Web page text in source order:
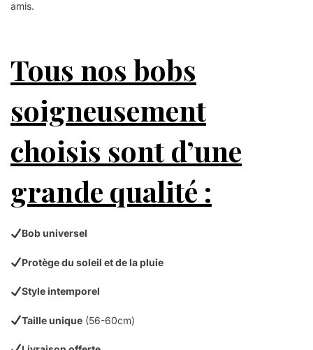
amis.
Tous nos bobs
soigneusement
choisis sont d’une
grande qualité :
Bob universel
Protège du soleil et de la pluie
Style intemporel
Taille unique(56-60cm)